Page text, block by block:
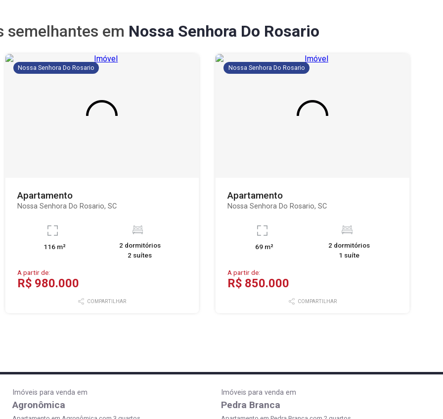
semelhantes em Nossa Senhora Do Rosario
Nossa Senhora Do Rosario
Apartamento
Nossa Senhora Do Rosario, SC
116 m²
2 dormitórios
2 suítes
A partir de:
R$ 980.000
COMPARTILHAR
Nossa Senhora Do Rosario
Apartamento
Nossa Senhora Do Rosario, SC
69 m²
2 dormitórios
1 suíte
A partir de:
R$ 850.000
COMPARTILHAR
Imóveis para venda em
Agronômica
Imóveis para venda em
Pedra Branca